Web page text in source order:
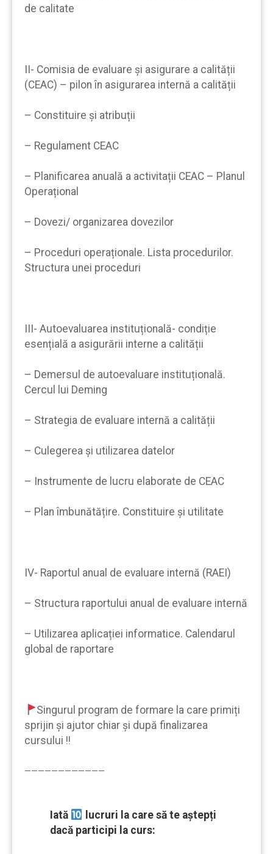
de calitate
II- Comisia de evaluare și asigurare a calității
(CEAC) – pilon în asigurarea internă a calității
– Constituire și atribuții
– Regulament CEAC
– Planificarea anuală a activitații CEAC – Planul
Operațional
– Dovezi/ organizarea dovezilor
– Proceduri operaționale. Lista procedurilor.
Structura unei proceduri
III- Autoevaluarea instituțională- condiție
esențială a asigurării interne a calității
– Demersul de autoevaluare instituțională.
Cercul lui Deming
– Strategia de evaluare internă a calității
– Culegerea și utilizarea datelor
– Instrumente de lucru elaborate de CEAC
– Plan îmbunătățire. Constituire și utilitate
IV- Raportul anual de evaluare internă (RAEI)
– Structura raportului anual de evaluare internă
– Utilizarea aplicației informatice. Calendarul
global de raportare
Singurul program de formare la care primiți
sprijin şi ajutor chiar şi după finalizarea
cursului !!
————————————
Iată
lucruri la care să te aştepți
dacă participi la curs: